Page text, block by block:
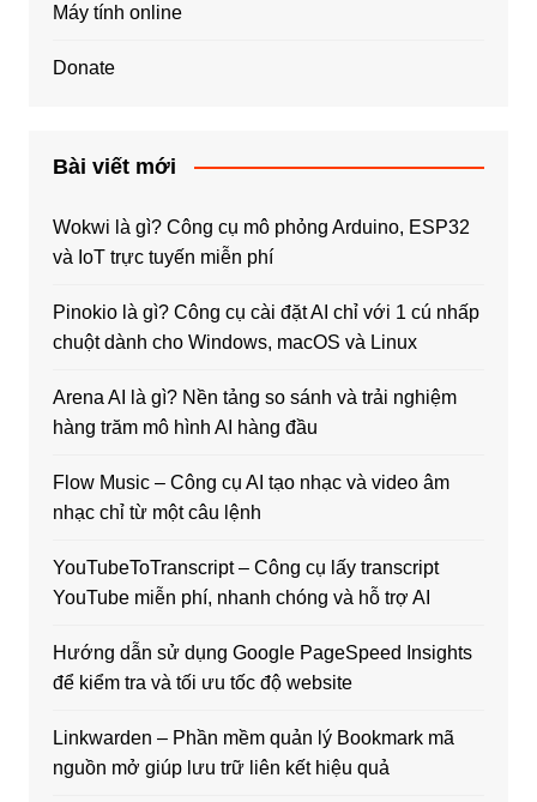
Máy tính online
Donate
Bài viết mới
Wokwi là gì? Công cụ mô phỏng Arduino, ESP32
và IoT trực tuyến miễn phí
Pinokio là gì? Công cụ cài đặt AI chỉ với 1 cú nhấp
chuột dành cho Windows, macOS và Linux
Arena AI là gì? Nền tảng so sánh và trải nghiệm
hàng trăm mô hình AI hàng đầu
Flow Music – Công cụ AI tạo nhạc và video âm
nhạc chỉ từ một câu lệnh
YouTubeToTranscript – Công cụ lấy transcript
YouTube miễn phí, nhanh chóng và hỗ trợ AI
Hướng dẫn sử dụng Google PageSpeed Insights
để kiểm tra và tối ưu tốc độ website
Linkwarden – Phần mềm quản lý Bookmark mã
nguồn mở giúp lưu trữ liên kết hiệu quả